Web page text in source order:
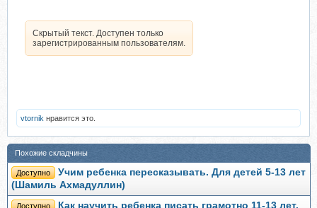
Скрытый текст. Доступен только
зарегистрированным пользователям.
vtornik нравится это.
Похожие складчины
Доступно
Учим ребенка пересказывать. Для детей 5-13 лет
(Шамиль Ахмадуллин)
Доступно
Как научить ребенка писать грамотно 11-13 лет.